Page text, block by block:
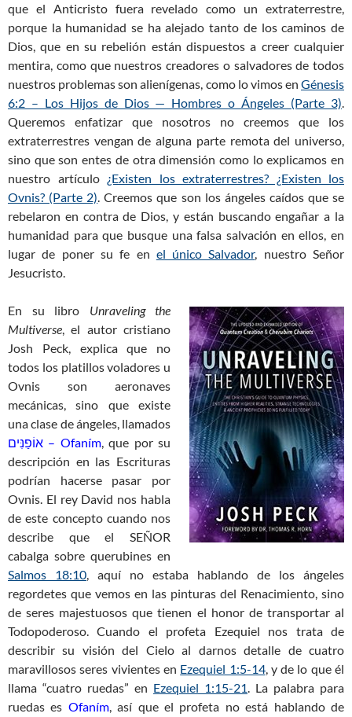
que el Anticristo fuera revelado como un extraterrestre,
porque la humanidad se ha alejado tanto de los caminos de
Dios, que en su rebelión están dispuestos a creer cualquier
mentira, como que nuestros creadores o salvadores de todos
nuestros problemas son alienígenas, como lo vimos en Génesis
6:2 – Los Hijos de Dios — Hombres o Ángeles (Parte 3).
Queremos enfatizar que nosotros no creemos que los
extraterrestres vengan de alguna parte remota del universo,
sino que son entes de otra dimensión como lo explicamos en
nuestro artículo ¿Existen los extraterrestres? ¿Existen los
Ovnis? (Parte 2). Creemos que son los ángeles caídos que se
rebelaron en contra de Dios, y están buscando engañar a la
humanidad para que busque una falsa salvación en ellos, en
lugar de poner su fe en el único Salvador, nuestro Señor
Jesucristo.
En su libro Unraveling the
Multiverse, el autor cristiano
Josh Peck, explica que no
todos los platillos voladores u
Ovnis son aeronaves
mecánicas, sino que existe
una clase de ángeles, llamados
אוֹפַנִּים – Ofaním, que por su
descripción en las Escrituras
podrían hacerse pasar por
Ovnis. El rey David nos habla
de este concepto cuando nos
describe que el SEÑOR
cabalga sobre querubines en
Salmos 18:10, aquí no estaba hablando de los ángeles
regordetes que vemos en las pinturas del Renacimiento, sino
de seres majestuosos que tienen el honor de transportar al
Todopoderoso. Cuando el profeta Ezequiel nos trata de
describir su visión del Cielo al darnos detalle de cuatro
maravillosos seres vivientes en Ezequiel 1:5-14, y de lo que él
llama “cuatro ruedas” en Ezequiel 1:15-21. La palabra para
ruedas es Ofaním, así que el profeta no está hablando de